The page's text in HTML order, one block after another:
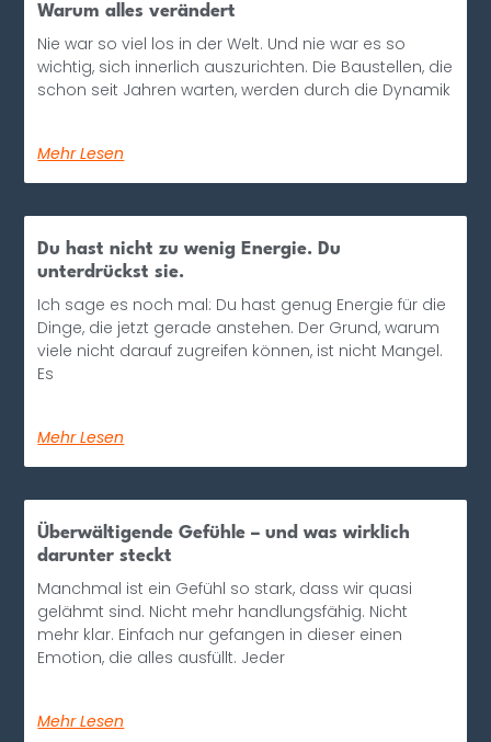
Warum alles verändert
Nie war so viel los in der Welt. Und nie war es so
wichtig, sich innerlich auszurichten. Die Baustellen, die
schon seit Jahren warten, werden durch die Dynamik
Mehr Lesen
Du hast nicht zu wenig Energie. Du
unterdrückst sie.
Ich sage es noch mal: Du hast genug Energie für die
Dinge, die jetzt gerade anstehen. Der Grund, warum
viele nicht darauf zugreifen können, ist nicht Mangel.
Es
Mehr Lesen
Überwältigende Gefühle – und was wirklich
darunter steckt
Manchmal ist ein Gefühl so stark, dass wir quasi
gelähmt sind. Nicht mehr handlungsfähig. Nicht
mehr klar. Einfach nur gefangen in dieser einen
Emotion, die alles ausfüllt. Jeder
Mehr Lesen